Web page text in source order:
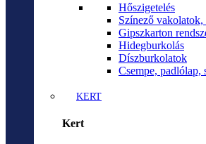
Hőszigetelés
Színező
Gipszkarton
Hidegburkolás
Díszburkolatok
Csempe, padlólap,
KERT
Kert